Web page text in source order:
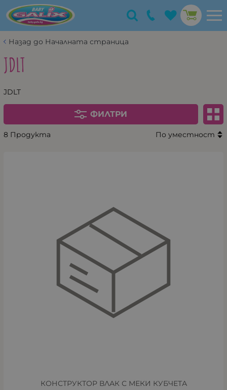
Назад до Началната страница
JDLT
JDLT
ФИЛТРИ
8 Продукта По уместност
КОНСТРУКТОР ВЛАК С МЕКИ КУБЧЕТА